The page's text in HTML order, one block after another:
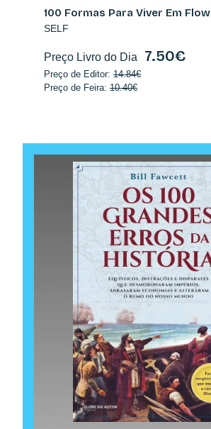
100 Formas Para Viver Em Flow
SELF
Preço Livro do Dia 7.50€
Preço de Editor: 14.84€
Preço de Feira: 10.40€